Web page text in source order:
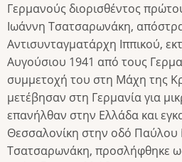
Γερμανούς διορισθέντος
Ιωάννη Τσατσαρωνάκη,
Αντισυνταγματάρχη Ιππικού,
Αυγούσιου 1941 από τους
συμμετοχή του στη Μάχη της
μετέβησαν στη Γερμανία για
επανήλθαν στην Ελλάδα και
Θεσσαλονίκη στην οδό Παύλου
Τσατσαρωνάκη, προσλήφθηκε